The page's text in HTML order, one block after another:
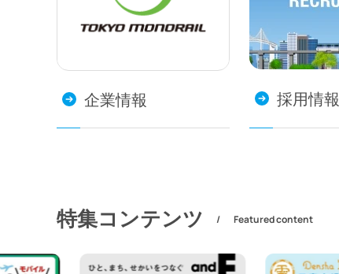
企業情報 採用情報
特集コンテンツ Featured content